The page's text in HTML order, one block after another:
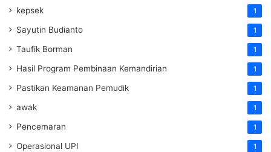
kepsek 1
Sayutin Budianto 1
Taufik Borman 1
Hasil Program Pembinaan Kemandirian 1
Pastikan Keamanan Pemudik 1
awak 1
Pencemaran 1
Operasional UPI 1